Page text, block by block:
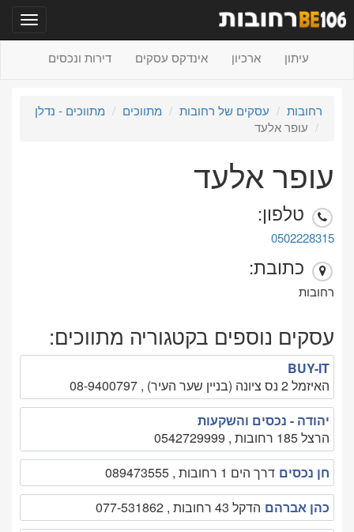
עיתון ארכיון אינדקס עסקים דירות ונכסים
רחובות עסקים של רחובות מתווכים
מתווכים - נדלן
עופר אלעד
עופר אלעד
טלפון:
0502228315
כתובת:
רחובות
עסקים נוספים בקטגוריה מתווכים:
BUY-IT
האיזמל 2 נס ציונה (בניין שער העיר) , 08-9400797
יהודה - נכסים והשקעות
הרצל 185 רחובות , 0542729999
חן נכסים דרך הים 1 רחובות , 089473555
כהן אברהם הדקל 43 רחובות , 077-531862